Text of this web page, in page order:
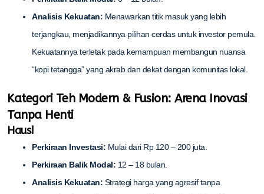
Analisis Kekuatan: Menawarkan titik masuk yang lebih
terjangkau, menjadikannya pilihan cerdas untuk investor pemula.
Kekuatannya terletak pada kemampuan membangun nuansa
“kopi tetangga” yang akrab dan dekat dengan komunitas lokal.
Kategori Teh Modern & Fusion: Arena Inovasi
Tanpa Henti
Haus!
Perkiraan Investasi: Mulai dari Rp 120 – 200 juta.
Perkiraan Balik Modal: 12 – 18 bulan.
Analisis Kekuatan: Strategi harga yang agresif tanpa